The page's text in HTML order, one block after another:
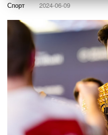
Спорт 2024-06-09